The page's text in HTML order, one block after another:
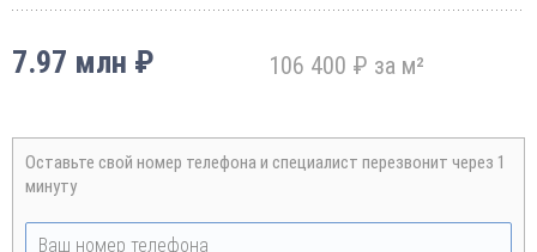
7.97 млн ₽ 106 400 ₽ за м²
Оставьте свой номер телефона и специалист перезвонит через 1
минуту